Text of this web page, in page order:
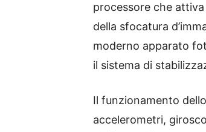
processore che
della sfocatura
moderno apparato
il sistema di
Il funzionamento
accelerometri,